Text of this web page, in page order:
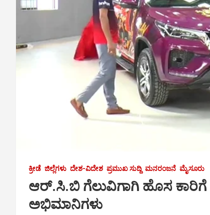
ಕ್ರೀಡೆ ಜಿಲ್ಲೆಗಳು ದೇಶ-ವಿದೇಶ ಪ್ರಮುಖ ಸುದ್ದಿ ಮನರಂಜನೆ ಮೈಸೂರು
ಆರ್.ಸಿ.ಬಿ ಗೆಲುವಿಗಾಗಿ ಹೊಸ
ಅಭಿಮಾನಿಗಳು